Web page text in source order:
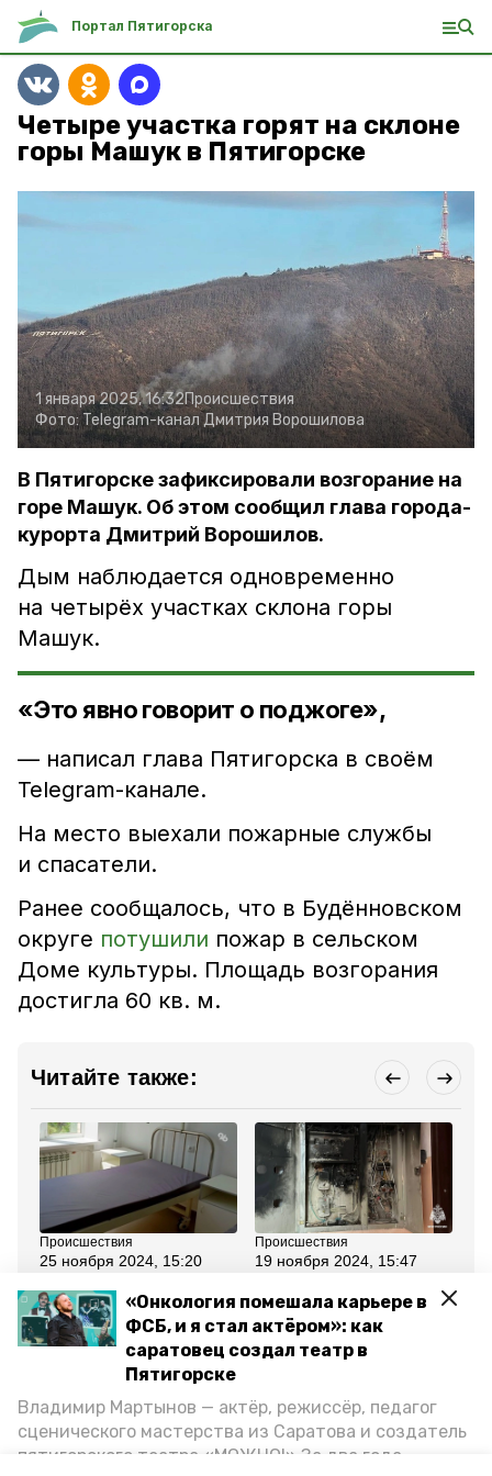
«Онкология помешала карьере в
ФСБ, и я стал актёром»: как
саратовец создал театр в
Пятигорске
Владимир Мартынов — актёр, режиссёр, педагог
сценического мастерства из Саратова и создатель
пятигорского театра «МОЖНО!» За два года
Портал Пятигорска
Четыре участка горят на склоне
горы Машук в Пятигорске
1 января 2025, 16:32Происшествия
Фото:Telegram-канал Дмитрия Ворошилова
В Пятигорске зафиксировали возгорание на
горе Машук. Об этом сообщил глава города-
курорта Дмитрий Ворошилов.
Дым наблюдается одновременно
на четырёх участках склона горы
Машук.
«Это явно говорит о поджоге»,
— написал глава Пятигорска в своём
Telegram-канале.
На место выехали пожарные службы
и спасатели.
Ранее сообщалось, что в Будённовском
округе потушили пожар в сельском
Доме культуры. Площадь возгорания
достигла 60 кв. м.
Читайте также:
Происшествия
25 ноября 2024, 15:20
пожара в многоэтажке
пятигорчанка
скончалась в
реанимации
Происшествия
19 ноября 2024, 15:47
подъезд от пожара